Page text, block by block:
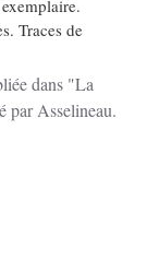
Traces de
dans "La
par Asselineau.